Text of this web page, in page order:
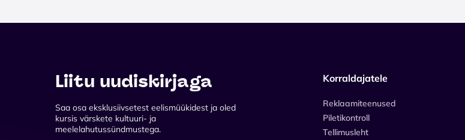
Liitu uudiskirjaga
Saa osa eksklusiivsetest eelismüükidest ja oled
kursis värskete kultuuri- ja
meelelahutussündmustega.
Korraldajatele
Reklaamiteenused
Piletikontroll
Tellimusleht